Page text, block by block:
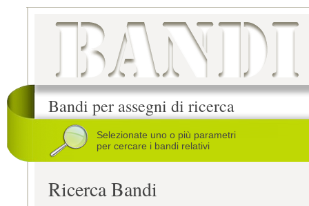
Bandi per assegni di ricerca
Selezionate uno o più parametri
per cercare i bandi relativi
Ricerca Bandi